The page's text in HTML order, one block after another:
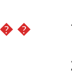
�